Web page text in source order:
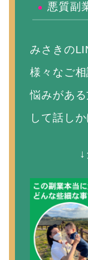
悪質副
みさきの
様々なご
悩みがあ
して話し